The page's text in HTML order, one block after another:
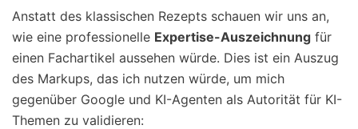
Anstatt des klassischen Rezepts schauen wir uns an,
wie eine professionelle Expertise-Auszeichnung für
einen Fachartikel aussehen würde. Dies ist ein Auszug
des Markups, das ich nutzen würde, um mich
gegenüber Google und KI-Agenten als Autorität für KI-
Themen zu validieren: